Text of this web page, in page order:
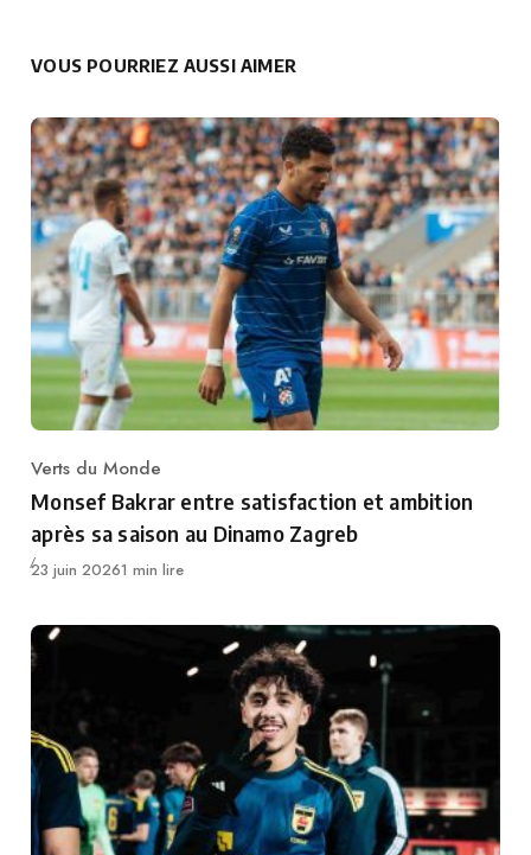
VOUS POURRIEZ AUSSI AIMER
Category
Verts du Monde
Monsef Bakrar entre satisfaction et ambition
après sa saison au Dinamo Zagreb
Publié
23 juin 20261 min lire